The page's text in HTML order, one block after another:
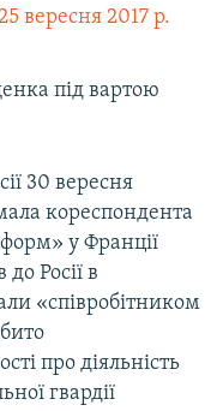
вересня 2017 р.
під вартою
30 вересня
кореспондента
у Франції
Росії в
«співробітником
про діяльність
гвардії